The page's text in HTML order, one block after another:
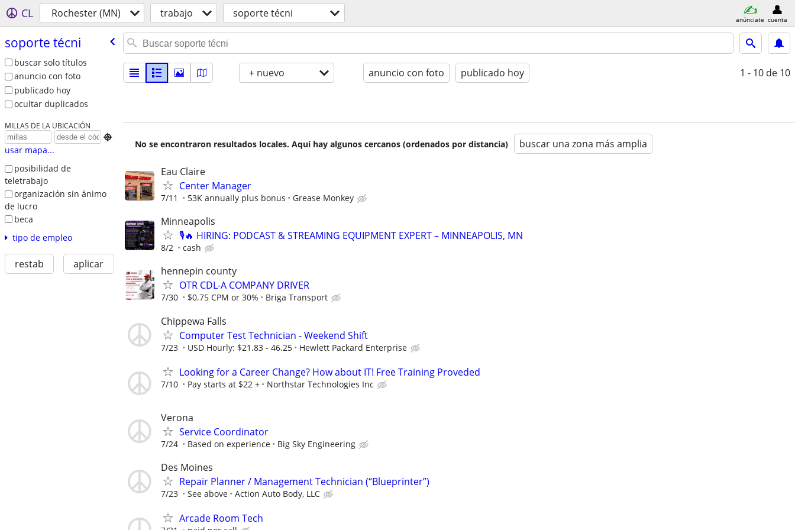
CL Rochester (MN) trabajo soporte técni anúnciate cuenta
soporte técni
buscar solo títulos
anuncio con foto
publicado hoy
ocultar duplicados
MILLAS DE LA UBICACIÓN

usar mapa...
posibilidad de
teletrabajo
organización sin ánimo
de lucro
beca
tipo de empleo
restab aplicar
+ nuevo anuncio con foto publicado hoy 1 - 10 de 10
No se encontraron resultados locales. Aquí hay algunos cercanos (ordenados por distancia) buscar una zona más amplia
Eau Claire
Center Manager
7/11 53K annually plus bonus Grease Monkey
Minneapolis
🎙️🔥 HIRING: PODCAST & STREAMING EQUIPMENT EXPERT – MINNEAPOLIS, MN
8/2 cash
hennepin county
OTR CDL-A COMPANY DRIVER
7/30 $0.75 CPM or 30% Briga Transport
Chippewa Falls
Computer Test Technician - Weekend Shift
7/23 USD Hourly: $21.83 - 46.25 Hewlett Packard Enterprise
Looking for a Career Change? How about IT! Free Training Proveded
7/10 Pay starts at $22 + Northstar Technologies Inc
Verona
Service Coordinator
7/24 Based on experience Big Sky Engineering
Des Moines
Repair Planner / Management Technician (“Blueprinter”)
7/23 See above Action Auto Body, LLC
Arcade Room Tech